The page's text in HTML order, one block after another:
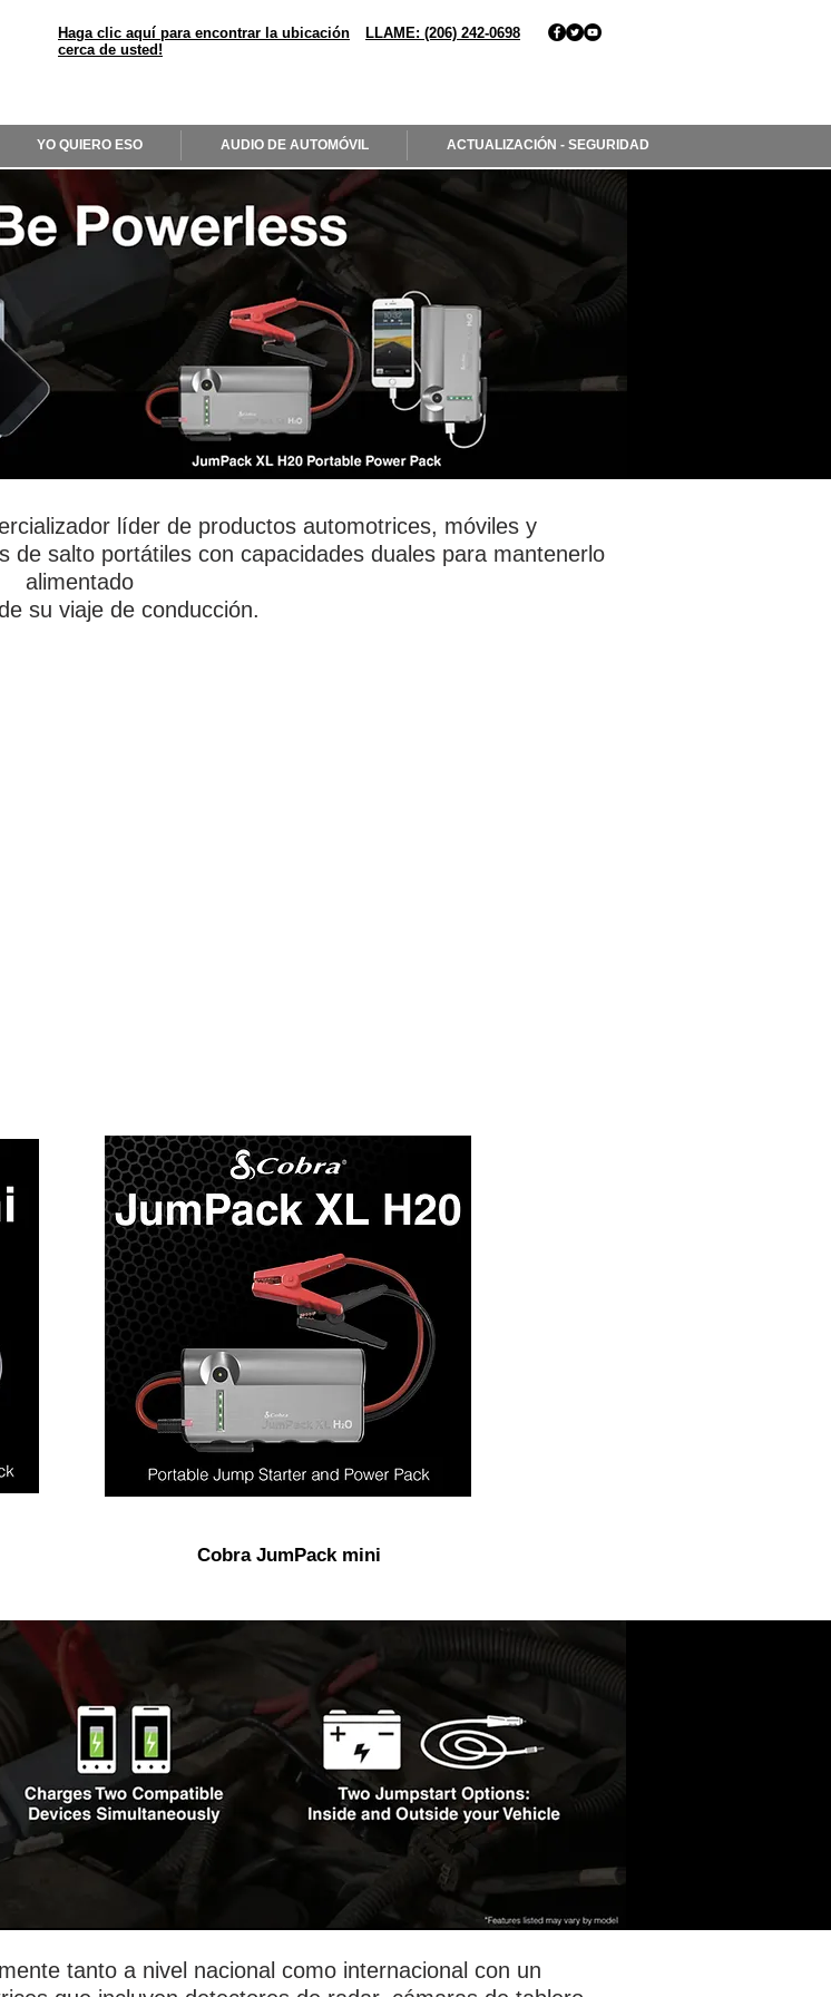
Haga clic aquí para encontrar la ubicación
cerca de usted!
LLAME: (206) 242-0698
YO QUIERO ESO AUDIO DE AUTOMÓVIL ACTUALIZACIÓN - SEGURIDAD
líder de productos automotrices, móviles y
de salto portátiles con capacidades duales para mantenerlo
alimentado
su viaje de conducción.
Cobra JumPack mini
tanto a nivel nacional como internacional con un